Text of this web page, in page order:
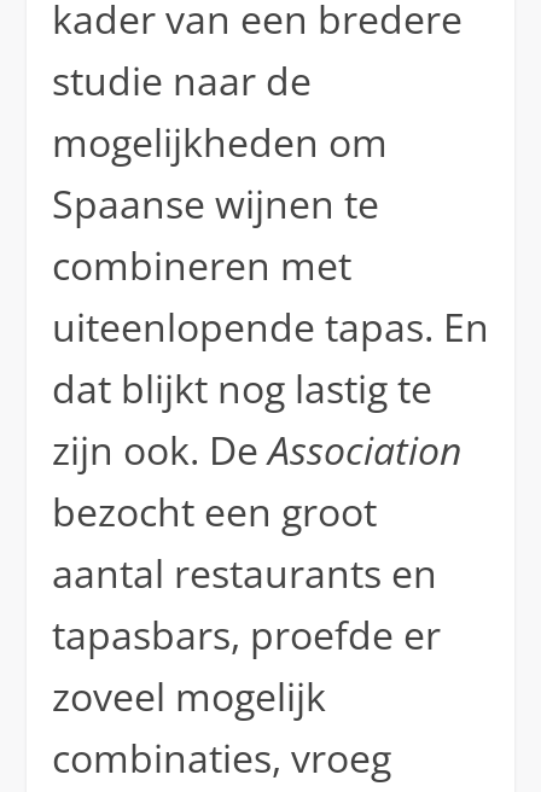
kader van een bredere
studie naar de
mogelijkheden om
Spaanse wijnen te
combineren met
uiteenlopende tapas. En
dat blijkt nog lastig te
zijn ook. DeAssociation
bezocht een groot
aantal restaurants en
tapasbars, proefde er
zoveel mogelijk
combinaties, vroeg